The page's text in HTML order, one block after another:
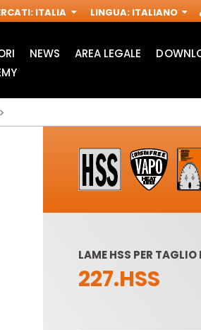
: ITALIA LINGUA: ITALIANO
FRESE INDUSTRIALI
PER
NEWS AREA LEGALE
LAME HSS PER
227.HSS